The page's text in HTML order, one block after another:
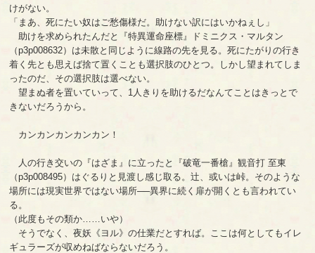
けがない。
「まあ、死にたい奴はご愁傷様だ。助けない訳にはいかねぇし」
助けを求められたんだと『特異運命座標』ドミニクス・マルタン
（p3p008632）は未散と同じように線路の先を見る。死にたがりの行き
着く先とも思えば捨て置くことも選択肢のひとつ。しかし望まれてしま
ったのだ、その選択肢は選べない。
望まぬ者を置いていって、1人きりを助けるだなんてことはきっとで
きないだろうから。
カンカンカンカンカン！
人の行き交いの『はざま』に立ったと『破竜一番槍』観音打 至東
（p3p008495）はぐるりと見渡し感じ取る。辻、或いは峠。そのような
場所には現実世界ではない場所──異界に続く扉が開くとも言われてい
る。
（此度もその類か……いや）
そうでなく、夜妖《ヨル》の仕業だとすれば。ここは何としてもイレ
ギュラーズが収めねばならないだろう。